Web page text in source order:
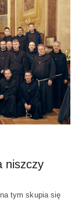
niszczy
tym skupia się